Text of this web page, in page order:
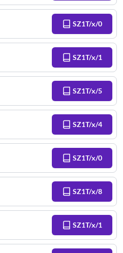
SZ1T/x/0
SZ1T/x/1
SZ1T/x/5
SZ1T/x/4
SZ1T/x/0
SZ1T/x/8
SZ1T/x/1